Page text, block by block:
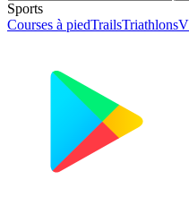
Sports
Courses à piedTrailsTriathlons